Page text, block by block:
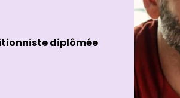
diplômée